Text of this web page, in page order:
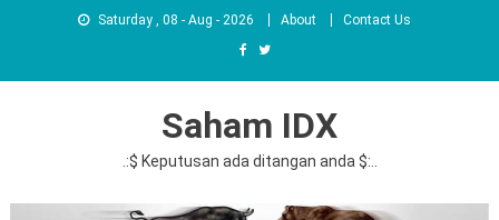
Saturday , 08 - Aug - 2026 About Contact Us
Saham IDX
.:$ Keputusan ada ditangan anda $:..